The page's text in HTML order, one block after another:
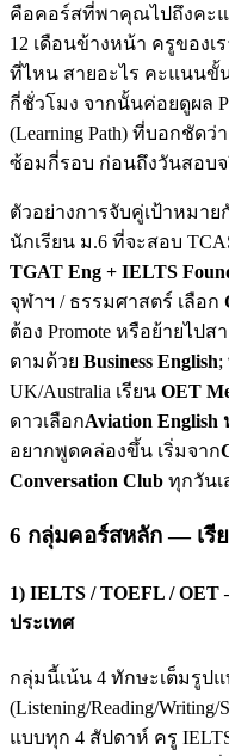
คือคอร์สที่พาคุณไปถึงคะ
12 เดือนข้างหน้า ครูของ
ที่ไหน สายอะไร คะแนนขั้
กี่ชั่วโมง จากนั้นค่อยดูผล
(Learning Path) ที่บอกชัด
ซ้อมกี่รอบ ก่อนถึงวันสอบจ
ตัวอย่างการจับคู่เป้าหมา
นักเรียน ม.6 ที่จะสอบ
TGAT Eng + IELTS
จุฬาฯ / ธรรมศาสตร์ เลือก
ต้อง Promote หรือย้ายไปส
ตามด้วย Business English;
UK/Australia เรียน OET
ดาวเลือกAviation English
อยากพูดคล่องขึ้น เริ่มจาก
Conversation Club ทุกวันเ
6 กลุ่มคอร์สหลัก — เรี
1) IELTS / TOEFL /
ประเทศ
กลุ่มนี้เน้น 4 ทักษะเต็มรูปแ
(Listening/Reading/
แบบทุก 4 สัปดาห์ ครู